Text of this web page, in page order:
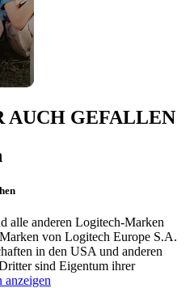
AUCH GEFALLEN
alle anderen Logitech-Marken
von Logitech Europe S.A.
in den USA und anderen
sind Eigentum ihrer